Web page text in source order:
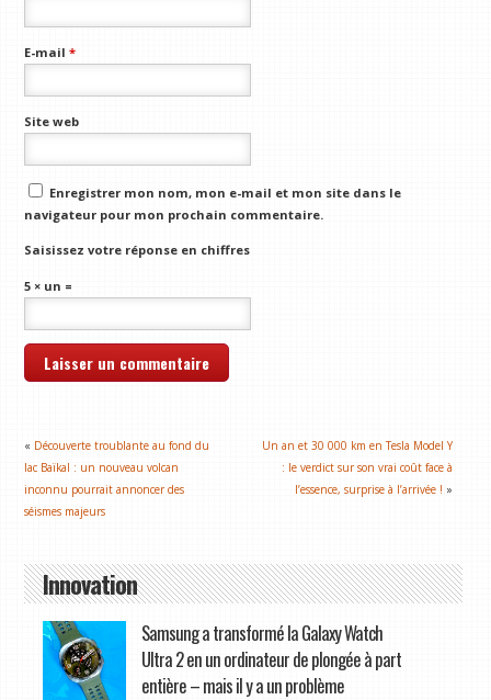
E-mail*
Site web
Enregistrer mon nom, mon e-mail et mon site dans le
navigateur pour mon prochain commentaire.
Saisissez votre réponse en chiffres
5 × un =
« Découverte troublante au fond du
lac Baïkal : un nouveau volcan
inconnu pourrait annoncer des
séismes majeurs
Un an et 30 000 km en Tesla Model Y
: le verdict sur son vrai coût face à
l’essence, surprise à l’arrivée ! »
Innovation
Samsung a transformé la Galaxy Watch
Ultra 2 en un ordinateur de plongée à part
entière – mais il y a un problème